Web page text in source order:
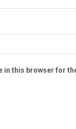
in this browser for